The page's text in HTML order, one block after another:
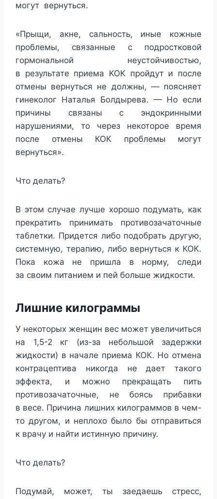
могут вернуться.
«Прыщи, акне, сальность, иные кожные
проблемы, связанные с подростковой
гормональной неустойчивостью,
в результате приема КОК пройдут и после
отмены вернуться не должны, — поясняет
гинеколог Наталья Болдырева. — Но если
причины связаны с эндокринными
нарушениями, то через некоторое время
после отмены КОК проблемы могут
вернуться».
Что делать?
В этом случае лучше хорошо подумать, как
прекратить принимать противозачаточные
таблетки. Придется либо подобрать другую,
системную, терапию, либо вернуться к КОК.
Пока кожа не пришла в норму, следи
за своим питанием и пей больше жидкости.
Лишние килограммы
У некоторых женщин вес может увеличиться
на 1,5-2 кг (из-за небольшой задержки
жидкости) в начале приема КОК. Но отмена
контрацептива никогда не дает такого
эффекта, и можно прекращать пить
противозачаточные, не боясь прибавки
в весе. Причина лишних килограммов в чем-
то другом, и неплохо было бы отправиться
к врачу и найти истинную причину.
Что делать?
Подумай, может, ты заедаешь стресс,